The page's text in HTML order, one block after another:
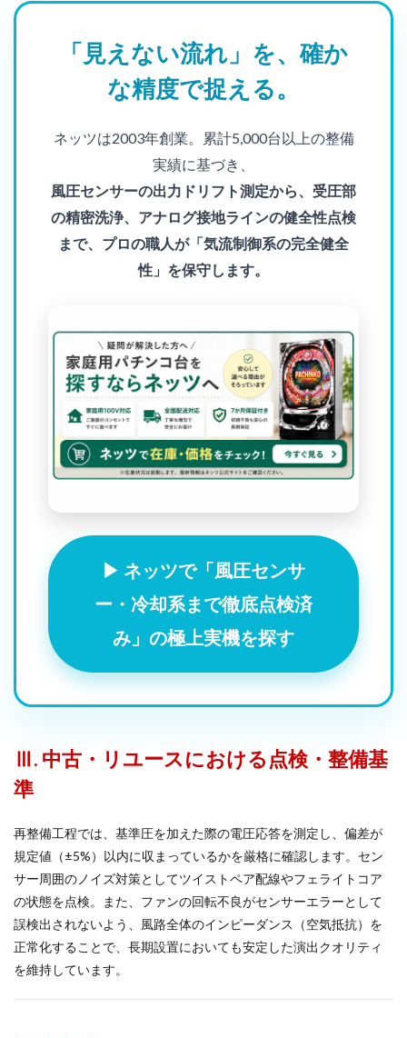
「見えない流れ」を、確か
な精度で捉える。
ネッツは2003年創業。累計5,000台以上の整備
実績に基づき、
風圧センサーの出力ドリフト測定から、受圧部
の精密洗浄、アナログ接地ラインの健全性点検
まで、プロの職人が「気流制御系の完全健全
性」を保守します。
▶ ネッツで「風圧センサ
ー・冷却系まで徹底点検済
み」の極上実機を探す
Ⅲ. 中古・リユースにおける点検・整備基
準
再整備工程では、基準圧を加えた際の電圧応答を測定し、偏差が
規定値（±5%）以内に収まっているかを厳格に確認します。セン
サー周囲のノイズ対策としてツイストペア配線やフェライトコア
の状態を点検。また、ファンの回転不良がセンサーエラーとして
誤検出されないよう、風路全体のインピーダンス（空気抵抗）を
正常化することで、長期設置においても安定した演出クオリティ
を維持しています。